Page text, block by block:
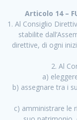
Articolo 14 –
1. Al Consiglio
stabilite
direttive, di ogni
2. Al
a)
b) assegnare tra i
c) amministrare le